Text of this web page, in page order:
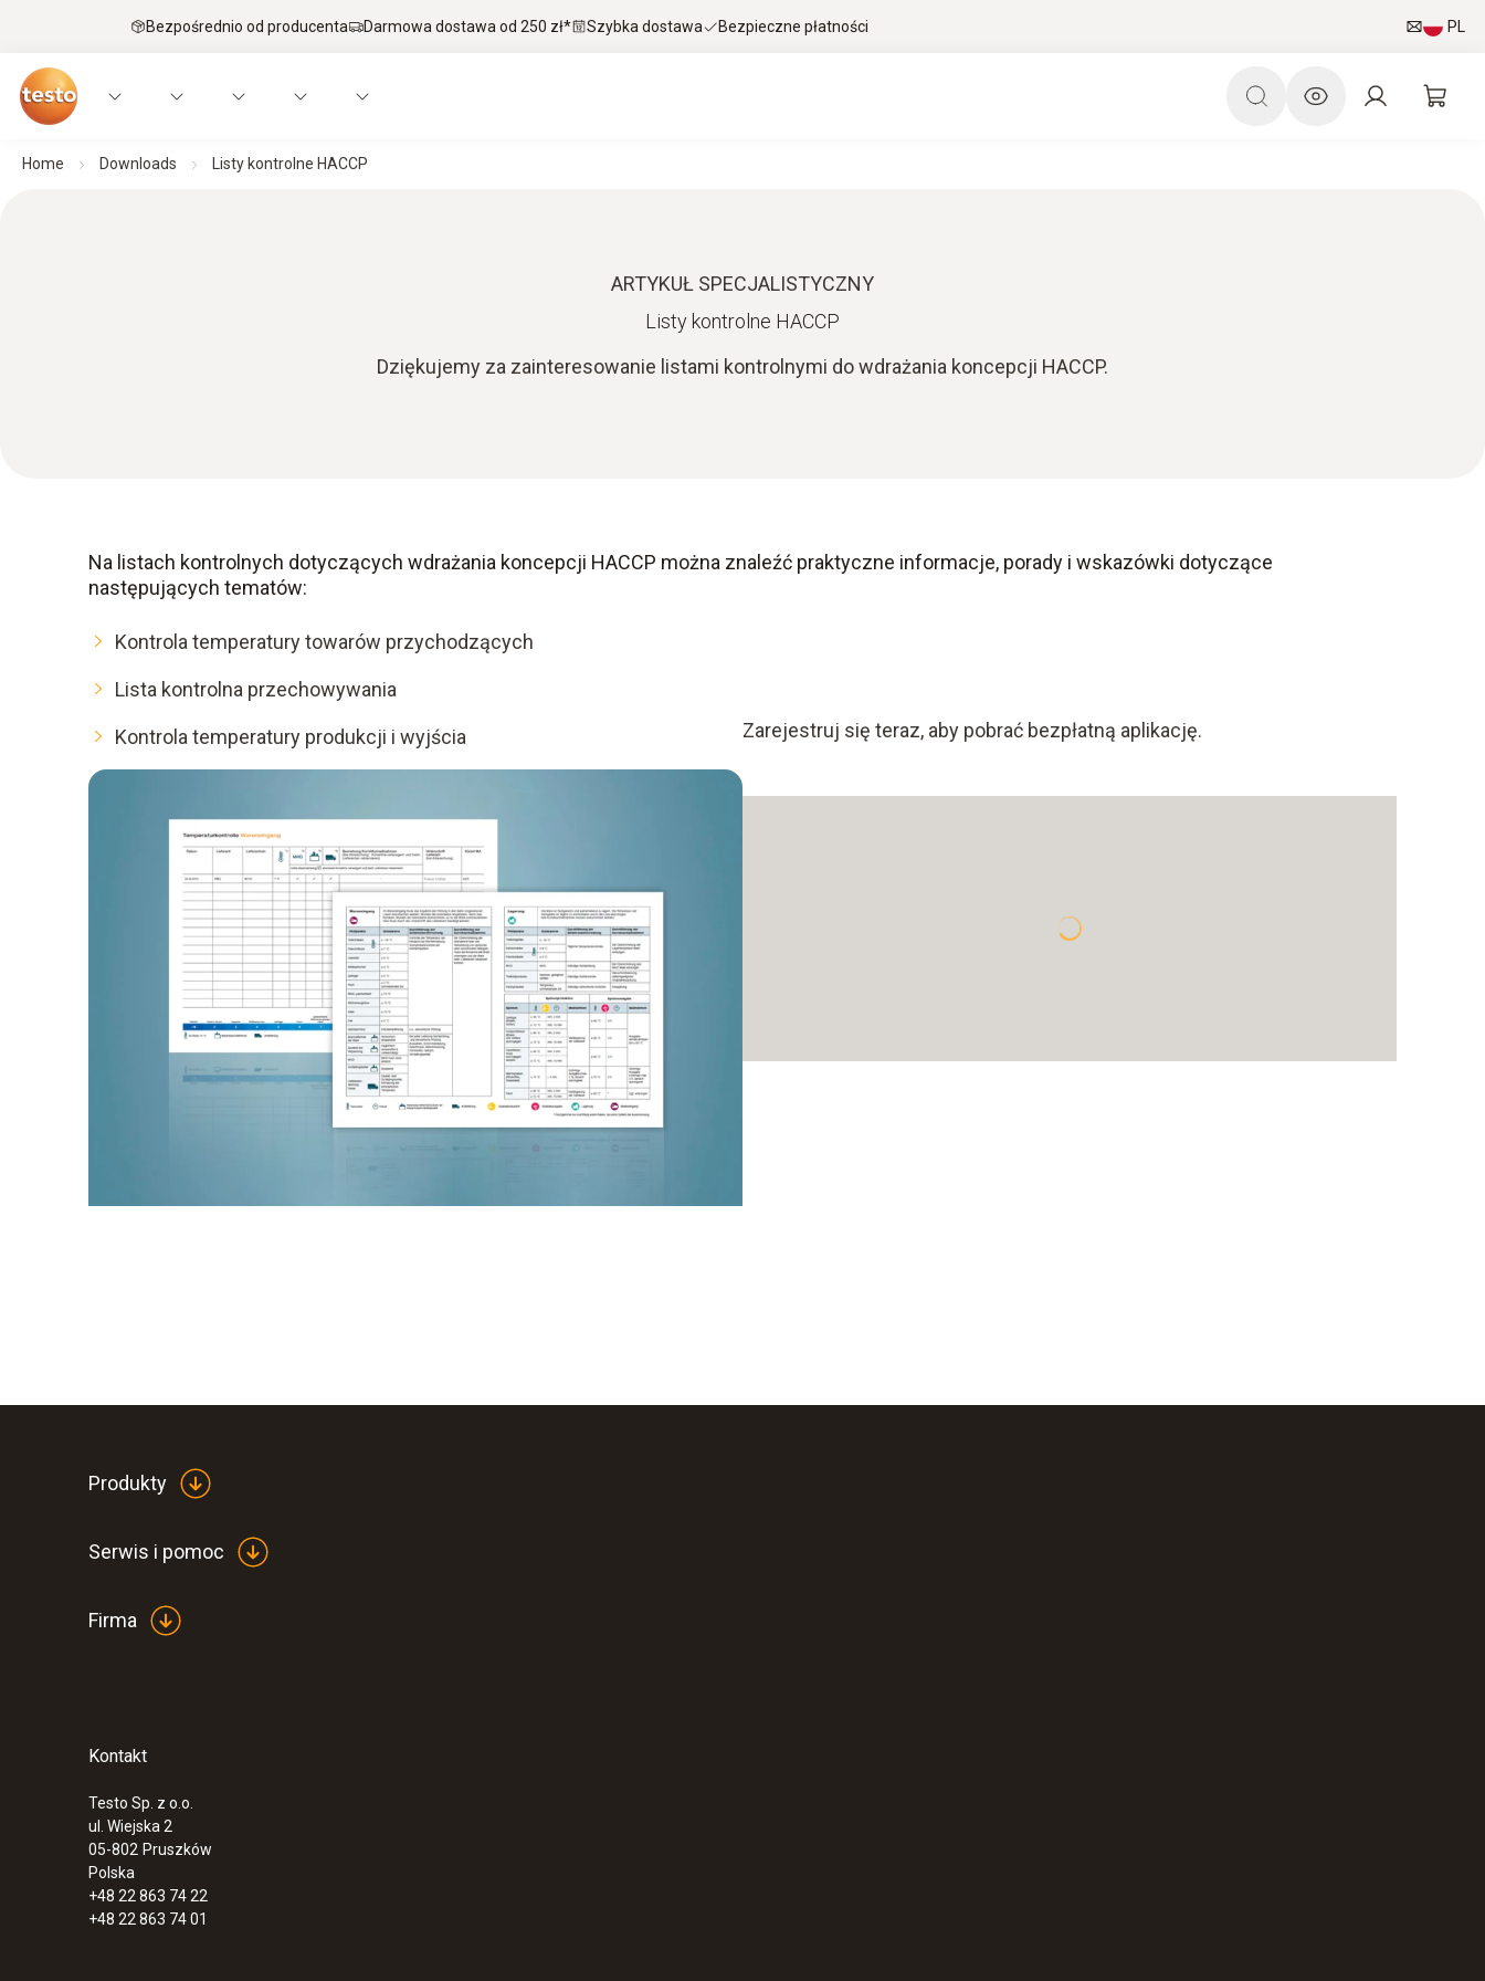
Bezpośrednio od producenta Darmowa dostawa od 250 zł* Szybka dostawa Bezpieczne płatności PL
Home Downloads Listy kontrolne HACCP
ARTYKUŁ SPECJALISTYCZNY
Listy kontrolne HACCP
Dziękujemy za zainteresowanie listami kontrolnymi do wdrażania koncepcji HACCP.
Na listach kontrolnych dotyczących wdrażania koncepcji HACCP można znaleźć praktyczne informacje, porady i wskazówki dotyczące
następujących tematów:
Kontrola temperatury towarów przychodzących
Lista kontrolna przechowywania
Kontrola temperatury produkcji i wyjścia Zarejestruj się teraz, aby pobrać bezpłatną aplikację.
Produkty
Serwis i pomoc
Firma
Kontakt
Testo Sp. z o.o.
ul. Wiejska 2
05-802 Pruszków
Polska
+48 22 863 74 22
+48 22 863 74 01